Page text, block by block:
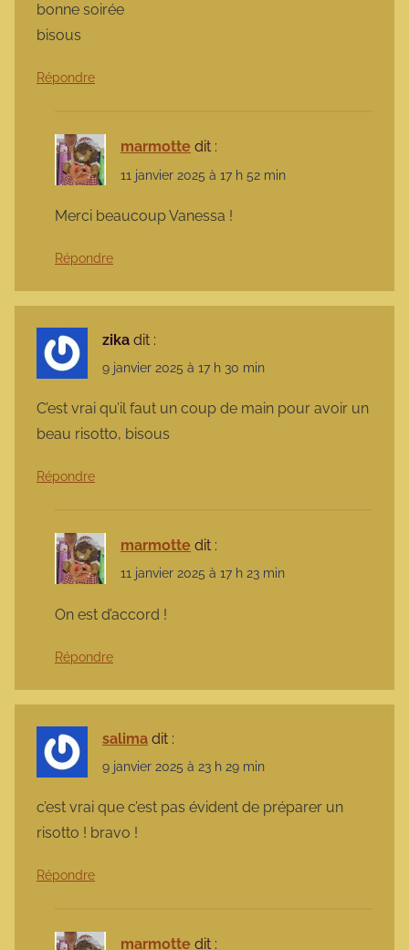
bonne soirée
bisous
Répondre
marmotte dit :
11 janvier 2025 à 17 h 52 min
Merci beaucoup Vanessa !
Répondre
zika dit :
9 janvier 2025 à 17 h 30 min
C’est vrai qu’il faut un coup de main pour avoir un
beau risotto, bisous
Répondre
marmotte dit :
11 janvier 2025 à 17 h 23 min
On est d’accord !
Répondre
salima dit :
9 janvier 2025 à 23 h 29 min
c’est vrai que c’est pas évident de préparer un
risotto ! bravo !
Répondre
marmotte dit :